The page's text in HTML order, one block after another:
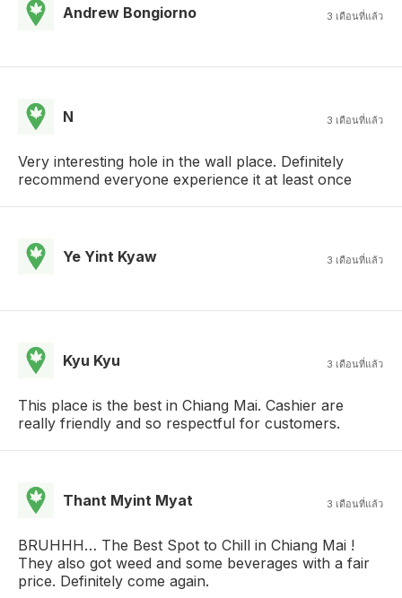
Andrew Bongiorno 3 เดือนที่แล้ว
N 3 เดือนที่แล้ว
Very interesting hole in the wall place. Definitely
recommend everyone experience it at least once
Ye Yint Kyaw 3 เดือนที่แล้ว
Kyu Kyu 3 เดือนที่แล้ว
This place is the best in Chiang Mai. Cashier are
really friendly and so respectful for customers.
Thant Myint Myat 3 เดือนที่แล้ว
BRUHHH… The Best Spot to Chill in Chiang Mai !
They also got weed and some beverages with a fair
price. Definitely come again.